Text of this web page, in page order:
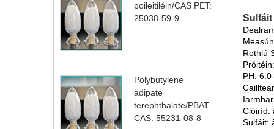
poileitiléin/CAS PET:
25038-59-9
Polybutylene
adipate
terephthalate/PBAT
CAS: 55231-08-8
Rothlú
PH:
Clóiríd:
Sulfáit: